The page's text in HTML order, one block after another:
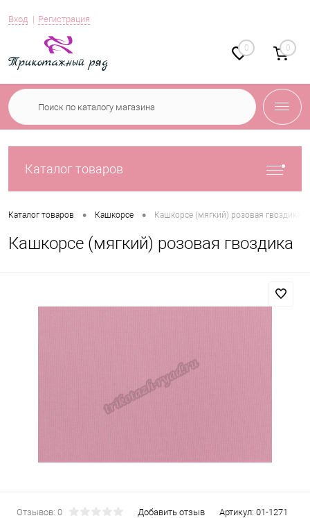
Вход Регистрация
0 0
Каталог товаров
Каталог товаров • Кашкорсе • Кашкорсе (мягкий) розовая гвоздика
Кашкорсе (мягкий) розовая гвоздика
Отзывов: 0 Добавить отзыв Артикул: 01-1271